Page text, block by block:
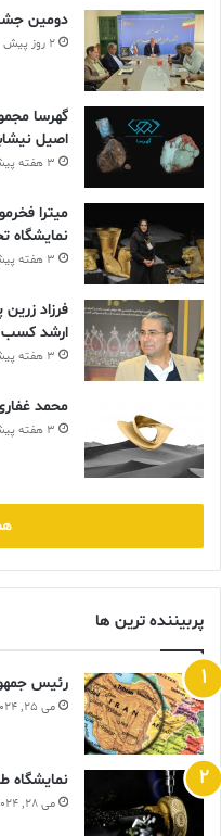
دومین
2 روز پیش
گهرسا
اصیل
3 هفته پیش
میترا
3 هفته پیش
فرزاد
ارشد کسب
3 هفته پیش
محمد
3 هفته پیش
پربیننده ترین ها
رئیس
می 25, 2024
نمایشگاه
می 28, 2024